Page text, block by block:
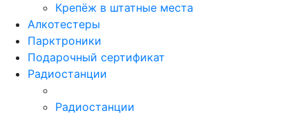
Крепёж в штатные места
Алкотестеры
Парктроники
Подарочный сертификат
Радиостанции
Радиостанции